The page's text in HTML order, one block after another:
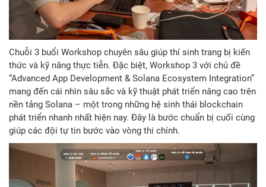
Chuỗi 3 buổi Workshop chuyên sâu giúp thí sinh trang bị kiến
thức và kỹ năng thực tiễn. Đặc biệt, Workshop 3 với chủ đề
“Advanced App Development & Solana Ecosystem Integration”
mang đến cái nhìn sâu sắc và kỹ thuật phát triển nâng cao trên
nền tảng Solana – một trong những hệ sinh thái blockchain
phát triển nhanh nhất hiện nay. Đây là bước chuẩn bị cuối cùng
giúp các đội tự tin bước vào vòng thi chính.